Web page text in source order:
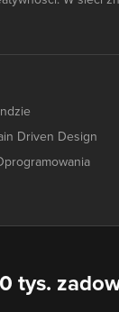
Driven Design
tys.